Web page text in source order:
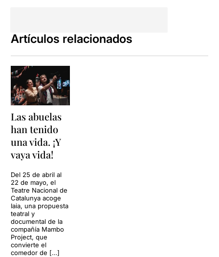
Artículos relacionados
Las abuelas
han tenido
una vida. ¡Y
vaya vida!
Del 25 de abril al
22 de mayo, el
Teatre Nacional de
Catalunya acoge
Iaia, una propuesta
teatral y
documental de la
compañía Mambo
Project, que
convierte el
comedor de […]